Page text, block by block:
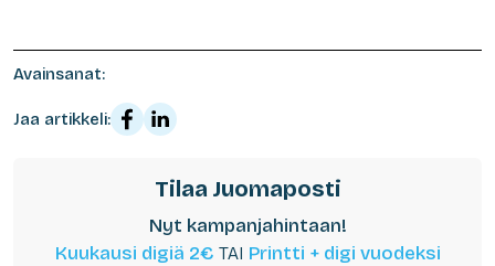
Avainsanat:
Jaa artikkeli:
Tilaa Juomaposti
Nyt kampanjahintaan!
Kuukausi digiä 2€ TAI Printti + digi vuodeksi